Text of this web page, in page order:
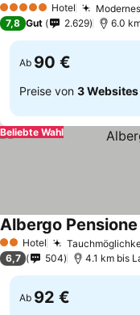
5 Sterne Hotel
7,8 Gut 2.629 6.0
Ab 90 €
Preise von 3 Websites
Beliebte Wahl
2 Sterne
Hotel
Albergo
6,7 504 4.1 km bis
Ab 92 €